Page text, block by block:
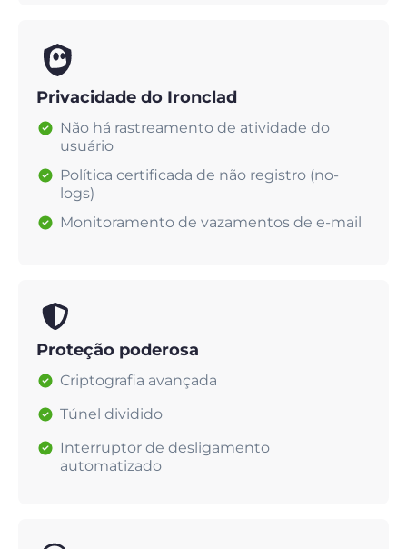
Privacidade do Ironclad
Não há rastreamento de atividade do
usuário
Política certificada de não registro (no-
logs)
Monitoramento de vazamentos de e-mail
Proteção poderosa
Criptografia avançada
Túnel dividido
Interruptor de desligamento
automatizado